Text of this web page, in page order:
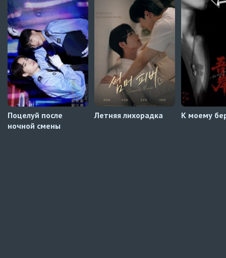
Навечно влюблённые
UAFLIX (украинский)
Навечно влюблённые
2 серия
UAFLIX (украинский)
Поцелуй после
ночной смены
Летняя лихорадка К моему